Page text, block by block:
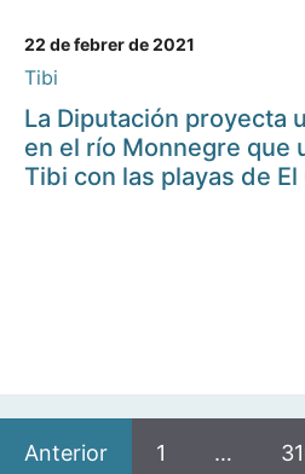
22 de febrer de 2021
Tibi
La Diputación proyecta
en el río Monnegre que
Tibi con las playas de El
Anterior 1 …